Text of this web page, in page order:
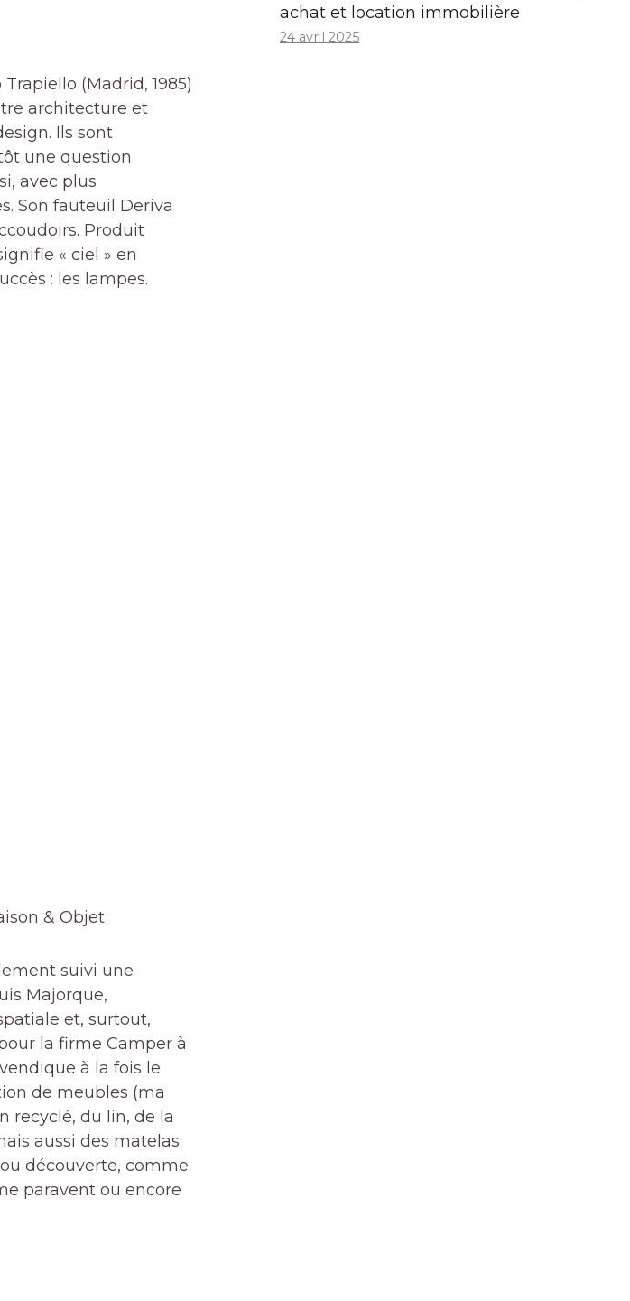
(Madrid, 1985)
architecture et
Ils sont
une question
avec plus
Son fauteuil Deriva
Produit
« ciel » en
: les lampes.
& Objet
suivi une
Majorque,
et, surtout,
la firme Camper à
à la fois le
de meubles (ma
recyclé, du lin, de la
aussi des matelas
découverte, comme
paravent ou encore
achat et location immobilière
24 avril 2025